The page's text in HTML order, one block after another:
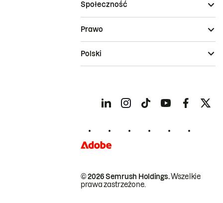
Społeczność
© 2026 Semrush Holdings.Wszelkie
prawa zastrzeżone.
Prawo
Polski